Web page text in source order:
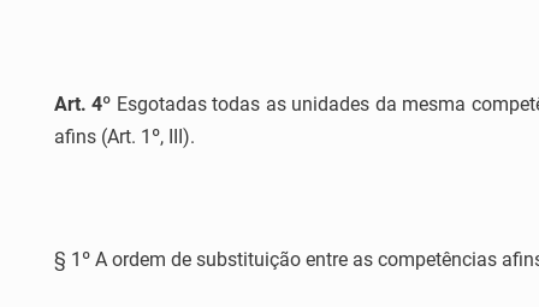
Art. 4º Esgotadas todas as unidades da mesma
afins (Art. 1º, III).
§ 1º A ordem de substituição entre as competências